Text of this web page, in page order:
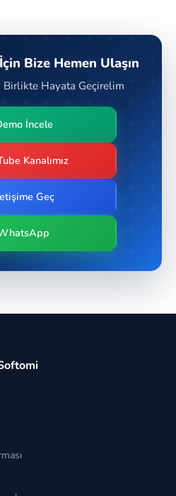
Bize Hemen Ulaşın
Birlikte Hayata Geçirelim
İncele
Kanalımız
Geç